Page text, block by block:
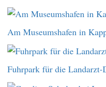
Am Museumshafen in
Fuhrpark für die Landarzt-